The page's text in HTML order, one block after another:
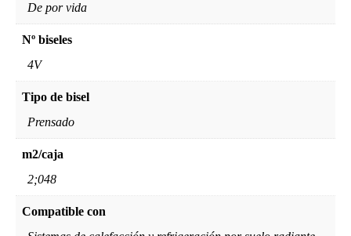
De por vida
Nº biseles
4V
Tipo de bisel
Prensado
m2/caja
2;048
Compatible con